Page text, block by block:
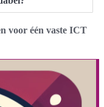
voor één vaste ICT